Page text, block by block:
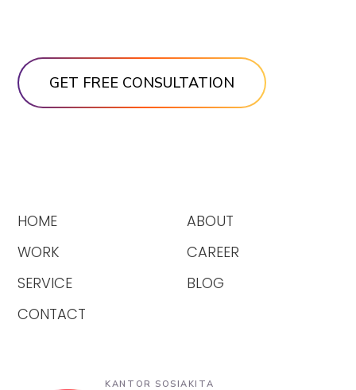
HOME
WORK
SERVICE
CONTACT
ABOUT
CAREER
BLOG
KANTOR SOSIAKITA